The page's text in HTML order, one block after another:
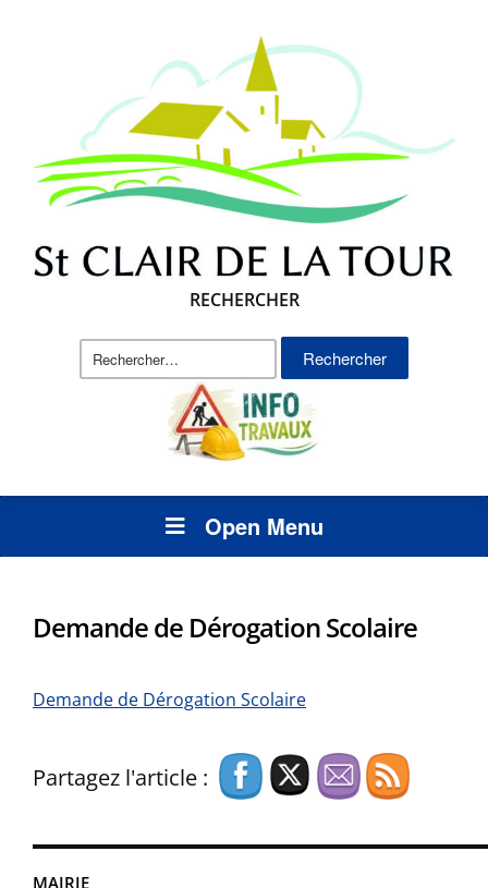
RECHERCHER
Rechercher :
Open Menu
MAIRIE
Demande de Dérogation Scolaire
Demande de Dérogation Scolaire
Partagez l'article :